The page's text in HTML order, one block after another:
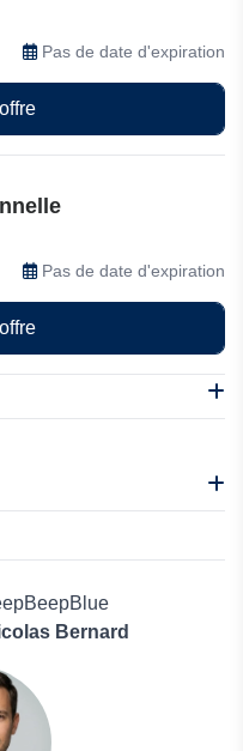
Bernard
offres et réductions en
Pas de date d'expiration
et compensez
de votre voiture en moins
Pas de date d'expiration